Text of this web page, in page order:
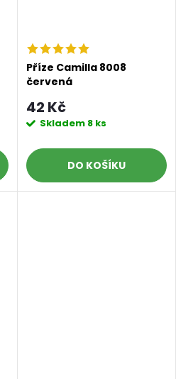
Příze Camilla 8008
červená
42 Kč
Skladem 8 ks
DO KOŠÍKU